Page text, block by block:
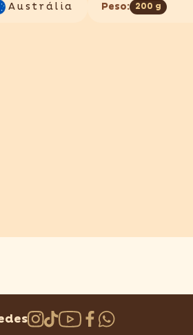
Austrália Peso: 200 g